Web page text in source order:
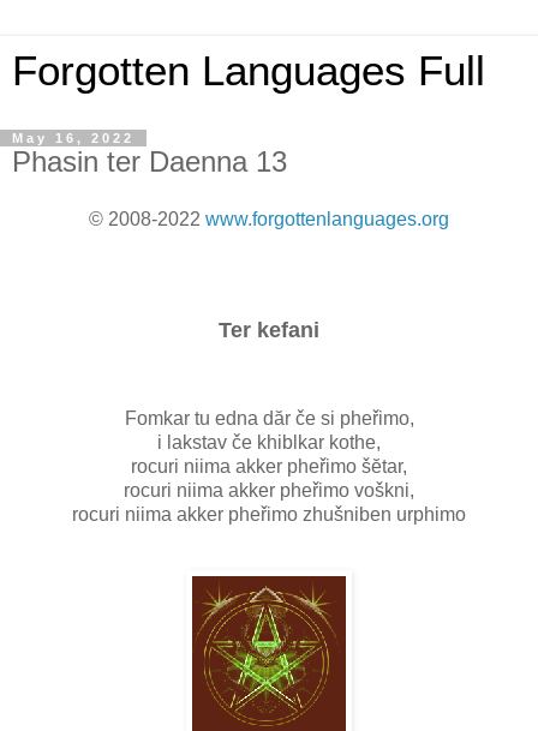
Forgotten Languages Full
May 16, 2022
Phasin ter Daenna 13
© 2008-2022 www.forgottenlanguages.org
Ter kefani
Fomkar tu edna dăr če si pheřimo,
i lakstav če khiblkar kothe,
rocuri niima akker pheřimo šĕtar,
rocuri niima akker pheřimo voškni,
rocuri niima akker pheřimo zhušniben urphimo